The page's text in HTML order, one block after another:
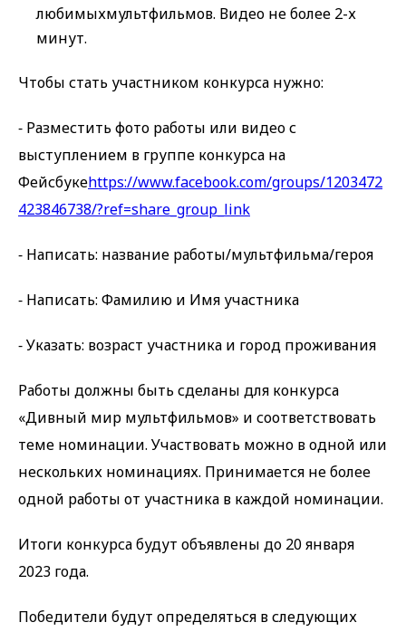
любимыхмультфильмов. Видео не более 2-х
минут.
Чтобы стать участником конкурса нужно:
⁃ Разместить фото работы или видео с
выступлением в группе конкурса на
Фейсбукеhttps://www.facebook.com/groups/1203472
423846738/?ref=share_group_link
⁃ Написать: название работы/мультфильма/героя
⁃ Написать: Фамилию и Имя участника
⁃ Указать: возраст участника и город проживания
Работы должны быть сделаны для конкурса
«Дивный мир мультфильмов» и соответствовать
теме номинации. Участвовать можно в одной или
нескольких номинациях. Принимается не более
одной работы от участника в каждой номинации.
Итоги конкурса будут объявлены до 20 января
2023 года.
Победители будут определяться в следующих